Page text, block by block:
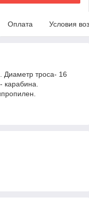
Оплата Условия
троса- 16